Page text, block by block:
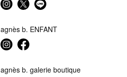
agnès b. ENFANT
agnès b. galerie boutique